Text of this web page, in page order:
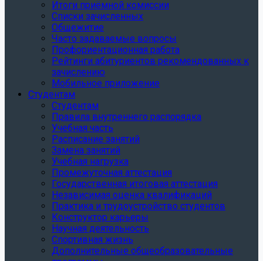
Итоги приёмной комиссии
Списки зачисленных
Общежитие
Часто задаваемые вопросы
Профориентационная работа
Рейтинги абитуриентов рекомендованных к
зачислению
Мобильное приложение
Студентам
Студентам
Правила внутреннего распорядка
Учебная часть
Расписание занятий
Замена занятий
Учебная нагрузка
Промежуточная аттестация
Государственная итоговая аттестация
Независимая оценка квалификаций
Практика и трудоустройство студентов
Конструктор карьеры
Научная деятельность
Спортивная жизнь
Дополнительные общеобразовательные